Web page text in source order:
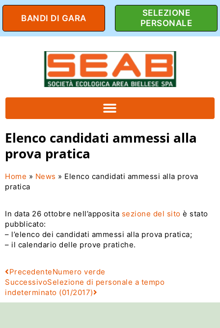
BANDI DI GARA
SELEZIONE
PERSONALE
Elenco candidati ammessi alla
prova pratica
Home » News » Elenco candidati ammessi alla prova
pratica
In data 26 ottobre nell’apposita sezione del sito è stato
pubblicato:
– l’elenco dei candidati ammessi alla prova pratica;
– il calendario delle prove pratiche.
PrecedenteNumero verde
SuccessivoSelezione di personale a tempo
indeterminato (01/2017)